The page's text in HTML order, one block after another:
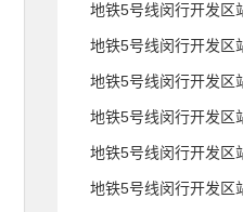
地铁5号线闵行开发区
地铁5号线闵行开发区
地铁5号线闵行开发区
地铁5号线闵行开发区
地铁5号线闵行开发区
地铁5号线闵行开发区